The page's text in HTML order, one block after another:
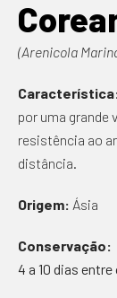
(Arenicola
por uma grande
resistência ao
distância.
Origem: Ásia
Conservação:
4 a 10 dias entre